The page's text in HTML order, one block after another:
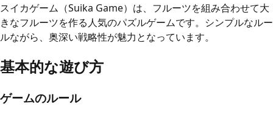
スイカゲーム（Suika Game）は、フルーツを組み合わせて大
きなフルーツを作る人気のパズルゲームです。シンプルなルー
ルながら、奥深い戦略性が魅力となっています。
基本的な遊び方
ゲームのルール